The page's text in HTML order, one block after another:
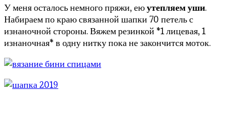
У меня осталось немного пряжи, еюутепляем уши.
Набираем по краю связанной шапки 70 петель с
изнаночной стороны. Вяжем резинкой *1 лицевая, 1
изнаночная* в одну нитку пока не закончится моток.